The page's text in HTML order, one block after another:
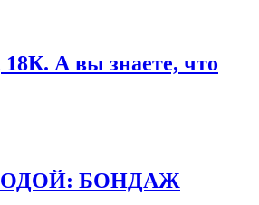
А вы знаете, что
БОНДАЖ